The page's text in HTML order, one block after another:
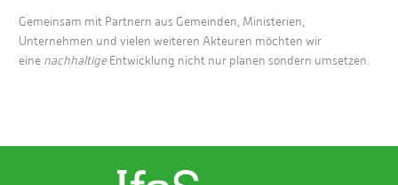
Gemeinsam mit Partnern aus Gemeinden, Ministerien,
Unternehmen und vielen weiteren Akteuren möchten wir
eine nachhaltigeEntwicklung nicht nur planen sondern umsetzen.